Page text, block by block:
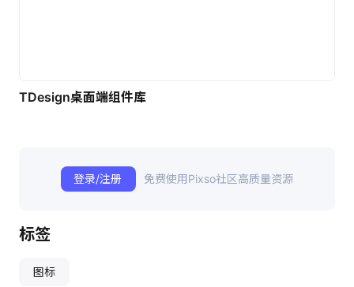
TDesign桌面端组件库
登录/注册 免费使用Pixso社区高质量资源
标签
图标